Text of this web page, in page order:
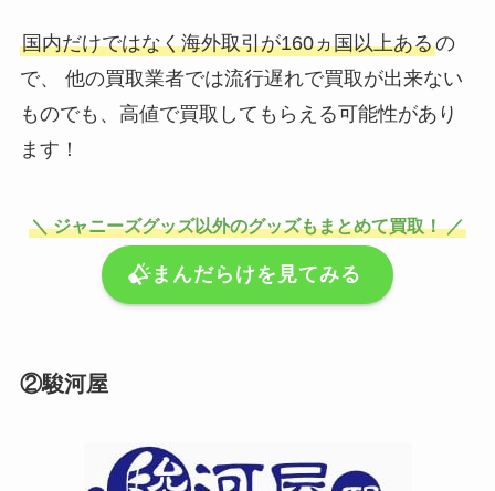
る声も調査！
ジャニーズの複数名義で同じ端末
国内だけではなく海外取引が160ヵ国以上あるの
で、 他の買取業者では流行遅れで買取が出来ない
ものでも、高値で買取してもらえる可能性があり
ます！
＼ ジャニーズグッズ以外のグッズもまとめて買取！ ／
まんだらけを見てみる
②駿河屋